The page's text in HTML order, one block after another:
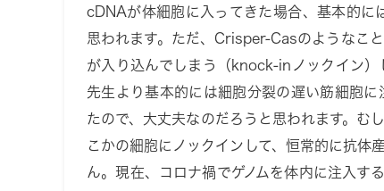
cDNAが体細胞に入ってきた場合、基本的に
思われます。ただ、Crisper-Casのようなこ
が入り込んでしまう（knock-inノックイン
先生より基本的には細胞分裂の遅い筋細胞
たので、大丈夫なのだろうと思われます。む
こかの細胞にノックインして、恒常的に抗
ん。現在、コロナ禍でゲノムを体内に注入す